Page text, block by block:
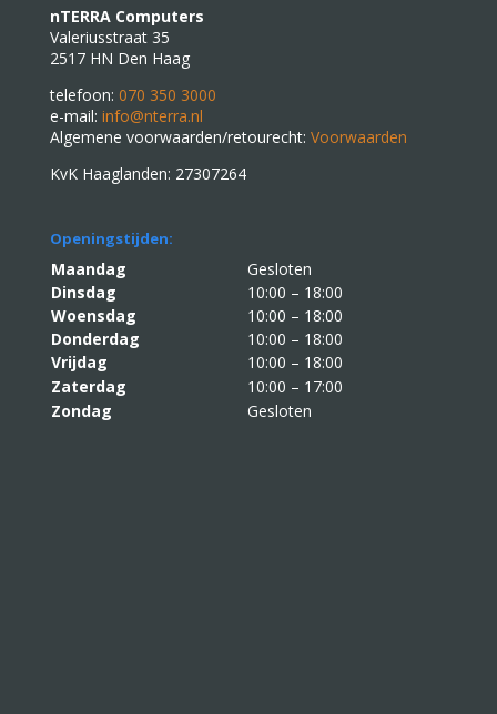
nTERRA Computers
Valeriusstraat 35
2517 HN Den Haag
telefoon: 070 350 3000
e-mail: info@nterra.nl
Algemene voorwaarden/retourecht: Voorwaarden
KvK Haaglanden: 27307264
Openingstijden:
Maandag
Gesloten
Dinsdag
10:00 – 18:00
Woensdag
10:00 – 18:00
Donderdag
10:00 – 18:00
Vrijdag
10:00 – 18:00
Zaterdag
10:00 – 17:00
Zondag
Gesloten